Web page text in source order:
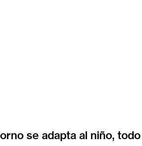
se adapta al niño,